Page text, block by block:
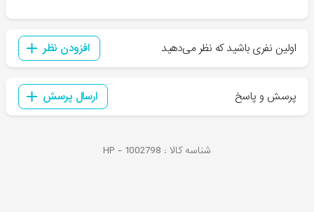
اولین نفری باشید که نظر می‌دهید افزودن نظر
پرسش و پاسخ ارسال پرسش
شناسه کالا : HP - 1002798